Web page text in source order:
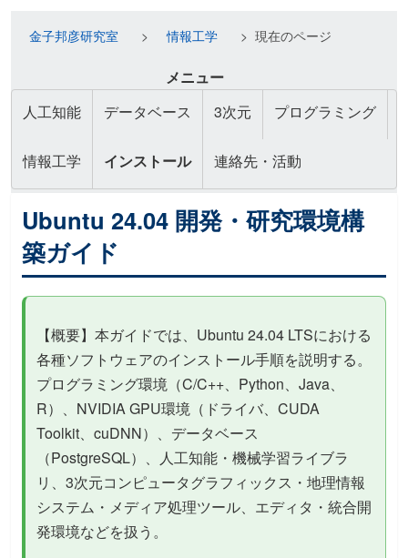
金子邦彦研究室 情報工学 現在のページ
メニュー
人工知能
データベース 3次元 プログラミング
情報工学 インストール 連絡先・活動
Ubuntu 24.04 開発・研究環境構
築ガイド
【概要】本ガイドでは、Ubuntu 24.04 LTSにおける
各種ソフトウェアのインストール手順を説明する。
プログラミング環境（C/C++、Python、Java、
R）、NVIDIA GPU環境（ドライバ、CUDA
Toolkit、cuDNN）、データベース
（PostgreSQL）、人工知能・機械学習ライブラ
リ、3次元コンピュータグラフィックス・地理情報
システム・メディア処理ツール、エディタ・統合開
発環境などを扱う。